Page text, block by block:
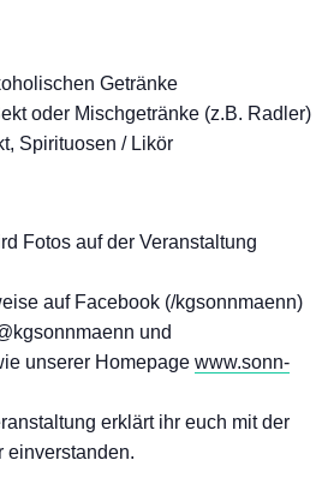
Getränke
oder Mischgetränke (z.B. Radler)
Spirituosen / Likör
Fotos auf der Veranstaltung
auf Facebook (/kgsonnmaenn)
und
unserer Homepage www.sonn-
erklärt ihr euch mit der
einverstanden.